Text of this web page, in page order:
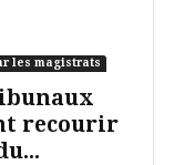
les magistrats
recourir